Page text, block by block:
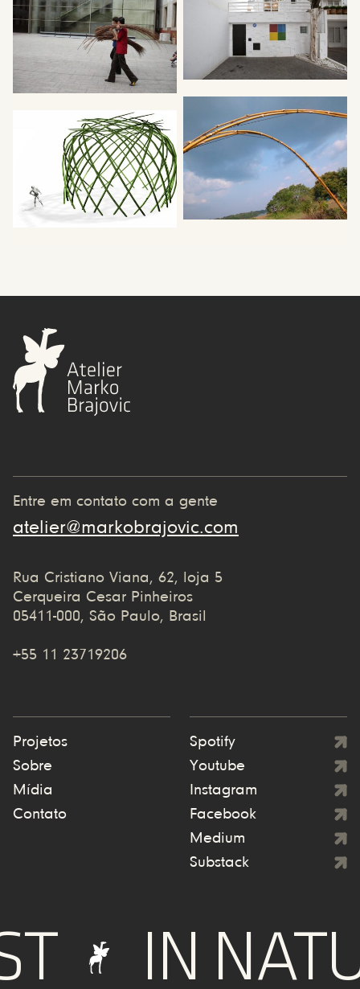
Entre em contato com a gente
atelier@markobrajovic.com
Rua Cristiano Viana, 62, loja 5
Cerqueira Cesar Pinheiros
05411-000, São Paulo, Brasil
+55 11 23719206
Projetos
Sobre
Mídia
Contato
Spotify
Youtube
Instagram
Facebook
Medium
Substack
IN